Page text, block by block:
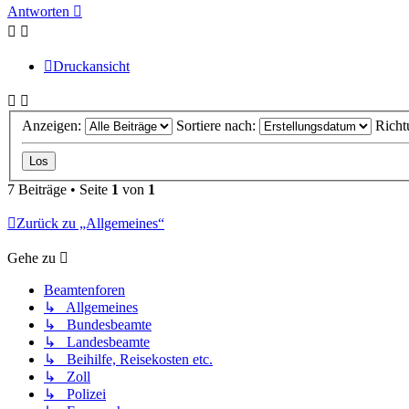
oben
Antworten
Druckansicht
Anzeigen: Sortiere nach:
7 Beiträge • Seite 1 von 1
Zurück zu „Allgemeines“
Gehe zu
Beamtenforen
↳ Allgemeines
↳ Bundesbeamte
↳ Landesbeamte
↳ Beihilfe, Reisekosten etc.
↳ Zoll
↳ Polizei